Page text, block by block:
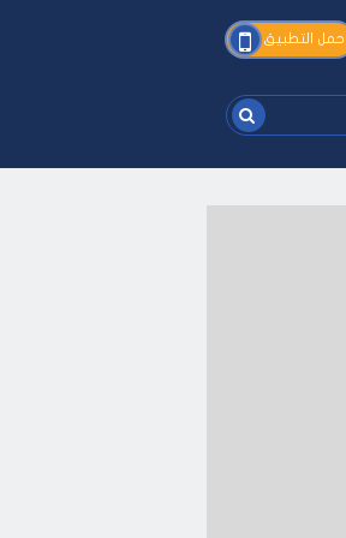
حمل التطبيق